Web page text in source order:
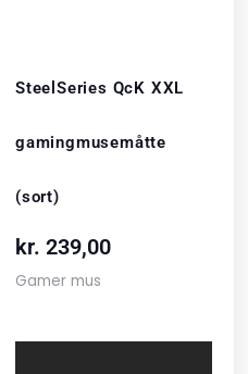
SteelSeries QcK XXL
gamingmusemåtte
(sort)
kr. 239,00
Gamer mus